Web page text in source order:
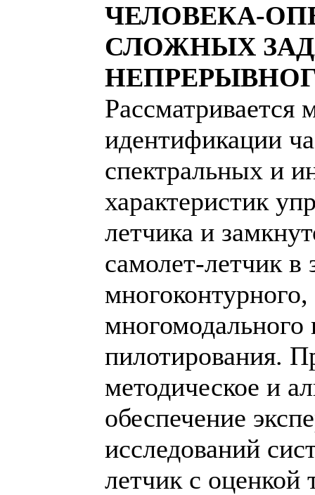
ЧЕЛОВЕКА-
СЛОЖНЫХ
Рассматривается
идентификации
спектральных и
характеристик
летчика и
самолет-летчик в
многомодального
пилотирования.
методическое и
обеспечение
исследований
летчик с оценкой